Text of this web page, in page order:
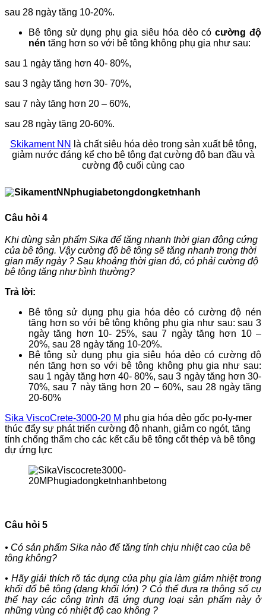
sau 28 ngày tăng 10-20%.
Bê tông sử dụng phụ gia siêu hóa dẻo cócường độ
nén tăng hơn so với bê tông không phụ gia như sau:
sau 1 ngày tăng hơn 40- 80%,
sau 3 ngày tăng hơn 30- 70%,
sau 7 này tăng hơn 20 – 60%,
sau 28 ngày tăng 20-60%.
Skikament NN
là chất siêu hóa dẻo trong sản xuất bê tông,
giảm nước đáng kể cho bê tông đạt cường độ ban đầu và
cường độ cuối cùng cao
Câu hỏi 4
Khi dùng sản phẩm Sika để tăng nhanh thời gian đông cứng
của bê tông. Vậy cường độ bê tông sẽ tăng nhanh trong thời
gian mấy ngày ? Sau khoảng thời gian đó, có phải cường độ
bê tông tăng như bình thường?
Trả lời:
Bê tông sử dụng phụ gia hóa dẻo có cường độ nén
tăng hơn so với bê tông không phụ gia như sau: sau 3
ngày tăng hơn 10- 25%, sau 7 ngày tăng hơn 10 –
20%, sau 28 ngày tăng 10-20%.
Bê tông sử dụng phụ gia siêu hóa dẻo có cường độ
nén tăng hơn so với bê tông không phụ gia như sau:
sau 1 ngày tăng hơn 40- 80%, sau 3 ngày tăng hơn 30-
70%, sau 7 này tăng hơn 20 – 60%, sau 28 ngày tăng
20-60%
Sika ViscoCrete-3000-20 M phụ gia hóa dẻo gốc po-ly-mer
thúc đẩy sự phát triển cường độ nhanh, giảm co ngót, tăng
tính chống thấm cho các kết cấu bê tông cốt thép và bê tông
dự ứng lực
Câu hỏi 5
• Có sản phẩm Sika nào để tăng tính chịu nhiệt cao của bê
tông không?
• Hãy giải thích rõ tác dụng của phụ gia làm giảm nhiệt trong
khối đổ bê tông (dạng khối lớn) ? Có thể đưa ra thông số cụ
thể hay các công trình đã ứng dụng loại sản phẩm này ở
những vùng có nhiệt độ cao không ?